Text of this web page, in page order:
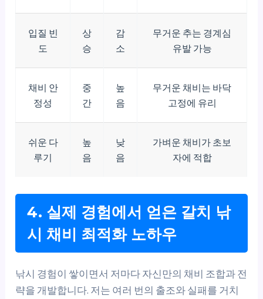
입질 빈
도
상
승
감
소
무거운 추는 경계심
유발 가능
채비 안
정성
중
간
높
음
무거운 채비는 바닥
고정에 유리
쉬운 다
루기
높
음
낮
음
가벼운 채비가 초보
자에 적합
4. 실제 경험에서 얻은 갈치 낚
시 채비 최적화 노하우
낚시 경험이 쌓이면서 저마다 자신만의 채비 조합과 전
략을 개발합니다. 저는 여러 번의 출조와 실패를 거치